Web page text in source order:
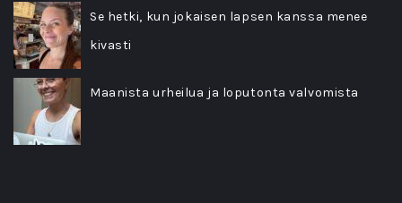
Se hetki, kun jokaisen lapsen kanssa menee
kivasti
Maanista urheilua ja loputonta valvomista